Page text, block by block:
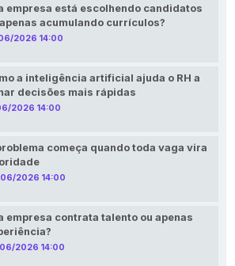
empresa está escolhendo candidatos
acumulando currículos?
2026 14:00
a inteligência artificial ajuda o RH a
decisões mais rápidas
2026 14:00
começa quando toda vaga vira
2026 14:00
empresa contrata talento ou apenas
2026 14:00